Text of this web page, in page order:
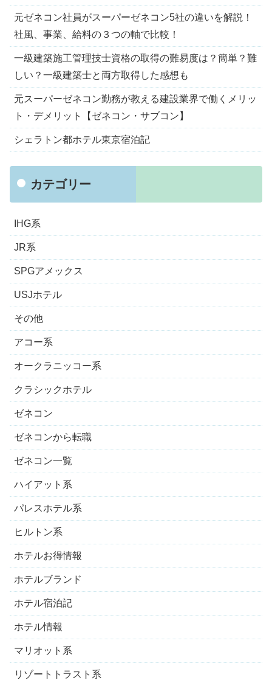
元ゼネコン社員がスーパーゼネコン5社の違いを解説！
社風、事業、給料の３つの軸で比較！
一級建築施工管理技士資格の取得の難易度は？簡単？難
しい？一級建築士と両方取得した感想も
元スーパーゼネコン勤務が教える建設業界で働くメリッ
ト・デメリット【ゼネコン・サブコン】
シェラトン都ホテル東京宿泊記
カテゴリー
IHG系
JR系
SPGアメックス
USJホテル
その他
アコー系
オークラニッコー系
クラシックホテル
ゼネコン
ゼネコンから転職
ゼネコン一覧
ハイアット系
パレスホテル系
ヒルトン系
ホテルお得情報
ホテルブランド
ホテル宿泊記
ホテル情報
マリオット系
リゾートトラスト系